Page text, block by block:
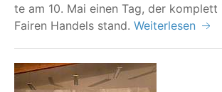
te am 10. Mai einen Tag, der kom­plett
Fai­ren Han­dels stand. Weiterlesen